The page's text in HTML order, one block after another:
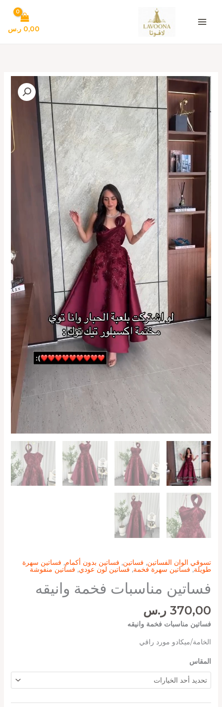
المحتوى
0,00 ر.س
تسوقي الوان الفساتين, فساتين, فساتين بدون أكمام, فساتين سهرة
طويلة, فساتين سهرة فخمة, فساتين لون عودي, فساتين منفوشة
فساتين مناسبات فخمة وانيقه
370,00 ر.س
فساتين مناسبات فخمة وانيقه
الخامة/ميكادو مورد راقي
المقاس
كمية
فساتين
مناسبات
فخمة